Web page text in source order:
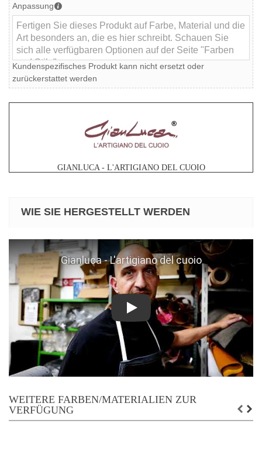
Anpassung
Kundenspezifisches Produkt kann nicht ersetzt oder
zurückerstattet werden
GIANLUCA - L'ARTIGIANO DEL CUOIO
WIE SIE HERGESTELLT WERDEN
Play
WEITERE FARBEN/MATERIALIEN ZUR
VERFÜGUNG